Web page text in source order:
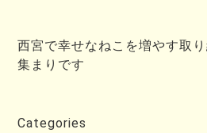
西宮で幸せなねこを増やす取
集まりです
Categories